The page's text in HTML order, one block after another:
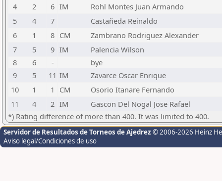
4
2 6 IM
Rohl Montes Juan Armando
5
4 7
Castañeda Reinaldo
6
1 8 CM
Zambrano Rodriguez Alexander
7
5 9 IM
Palencia Wilson
8
6 -
bye
9
5 11 IM
Zavarce Oscar Enrique
10
1 1 CM
Osorio Itanare Fernando
11
4 2 IM
Gascon Del Nogal Jose Rafael
*) Rating difference of more than 400. It was limited to 400.
Servidor de Resultados de Torneos de Ajedrez © 2006-2026 Heinz
Aviso legal/Condiciones de uso